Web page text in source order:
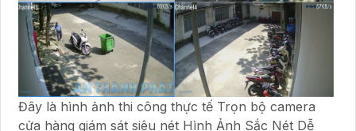
Đây là hình ảnh thi công thực tế Trọn bộ camera
cửa hàng giám sát siêu nét Hình Ảnh Sắc Nét Dễ